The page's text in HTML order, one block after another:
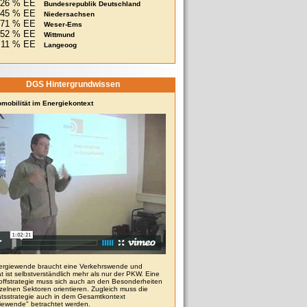
26 % EE Bundesrepublik Deutschland
45 % EE Niedersachsen
71 % EE Weser-Ems
% EE Wittmund
11 % EE Langeoog
DGS Hintergrundwissen
im Energiekontext
braucht eine Verkehrswende und
ist selbstverständlich mehr als nur der PKW. Eine
muss sich auch an den Besonderheiten
Sektoren orientieren. Zugleich muss die
auch in dem Gesamtkontext
betrachtet werden.